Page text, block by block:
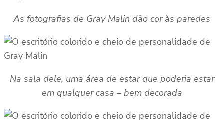
As fotografias de Gray Malin dão cor às paredes
Na sala dele, uma área de estar que poderia estar
em qualquer casa – bem decorada